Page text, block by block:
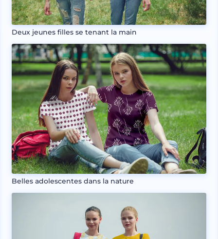
Deux jeunes filles se tenant la main
Belles adolescentes dans la nature